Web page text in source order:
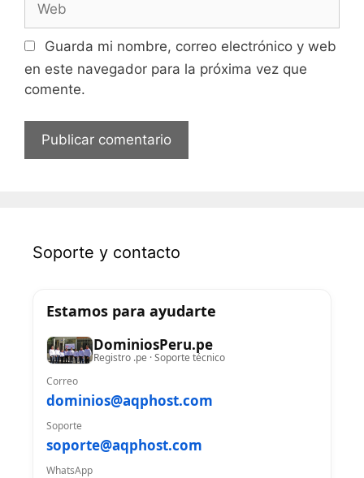
Guarda mi nombre, correo electrónico y web
en este navegador para la próxima vez que
comente.
Soporte y contacto
Estamos para ayudarte
DominiosPeru.pe
Registro .pe · Soporte técnico
Correo
dominios@aqphost.com
Soporte
soporte@aqphost.com
WhatsApp